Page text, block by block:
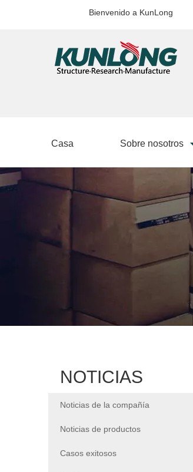
Bienvenido a KunLong
Casa Sobre nosotros
NOTICIAS
Noticias de la compañía
Noticias de productos
Casos exitosos